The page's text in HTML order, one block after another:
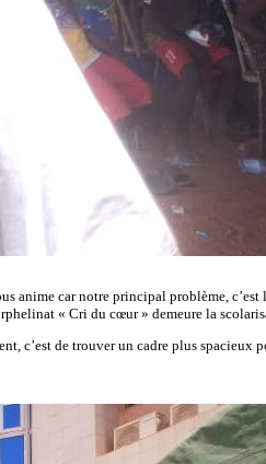
anime car notre principal problème,
« Cri du cœur » demeure la
de trouver un cadre plus spacieux